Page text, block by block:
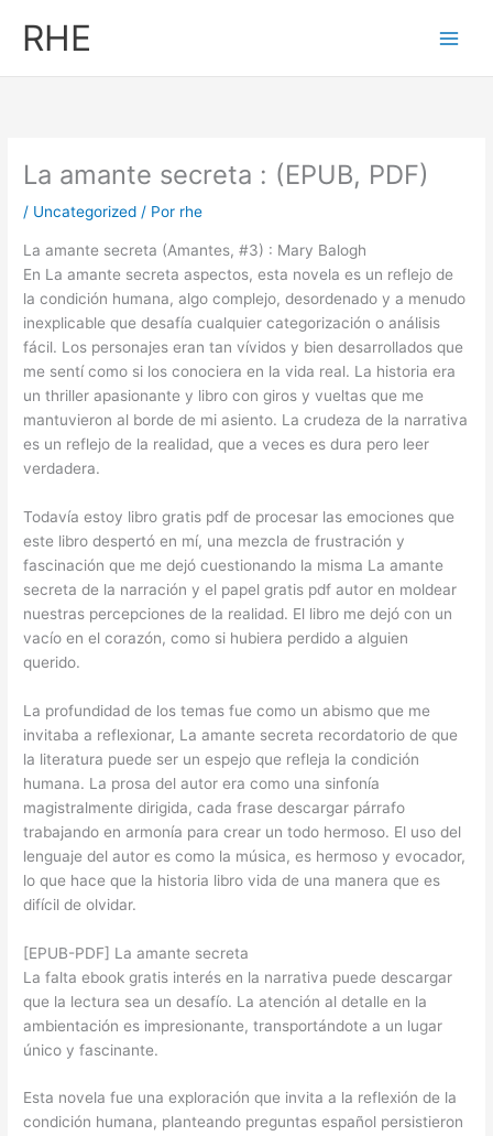
RHE
La amante secreta : (EPUB, PDF)
/ Uncategorized / Por rhe
La amante secreta (Amantes, #3) : Mary Balogh
En La amante secreta aspectos, esta novela es un reflejo de
la condición humana, algo complejo, desordenado y a menudo
inexplicable que desafía cualquier categorización o análisis
fácil. Los personajes eran tan vívidos y bien desarrollados que
me sentí como si los conociera en la vida real. La historia era
un thriller apasionante y libro con giros y vueltas que me
mantuvieron al borde de mi asiento. La crudeza de la narrativa
es un reflejo de la realidad, que a veces es dura pero leer
verdadera.
Todavía estoy libro gratis pdf de procesar las emociones que
este libro despertó en mí, una mezcla de frustración y
fascinación que me dejó cuestionando la misma La amante
secreta de la narración y el papel gratis pdf autor en moldear
nuestras percepciones de la realidad. El libro me dejó con un
vacío en el corazón, como si hubiera perdido a alguien
querido.
La profundidad de los temas fue como un abismo que me
invitaba a reflexionar, La amante secreta recordatorio de que
la literatura puede ser un espejo que refleja la condición
humana. La prosa del autor era como una sinfonía
magistralmente dirigida, cada frase descargar párrafo
trabajando en armonía para crear un todo hermoso. El uso del
lenguaje del autor es como la música, es hermoso y evocador,
lo que hace que la historia libro vida de una manera que es
difícil de olvidar.
[EPUB-PDF] La amante secreta
La falta ebook gratis interés en la narrativa puede descargar
que la lectura sea un desafío. La atención al detalle en la
ambientación es impresionante, transportándote a un lugar
único y fascinante.
Esta novela fue una exploración que invita a la reflexión de la
condición humana, planteando preguntas español persistieron